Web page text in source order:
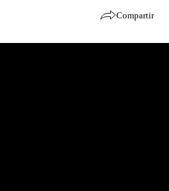
Compartir